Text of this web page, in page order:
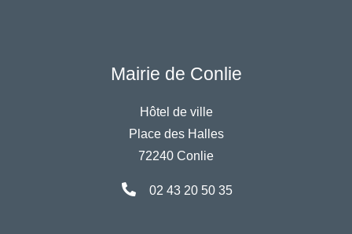
Mairie de Conlie
Hôtel de ville
Place des Halles
72240 Conlie
02 43 20 50 35